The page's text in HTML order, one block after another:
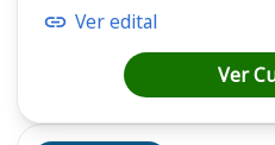
Ver edital
Ver